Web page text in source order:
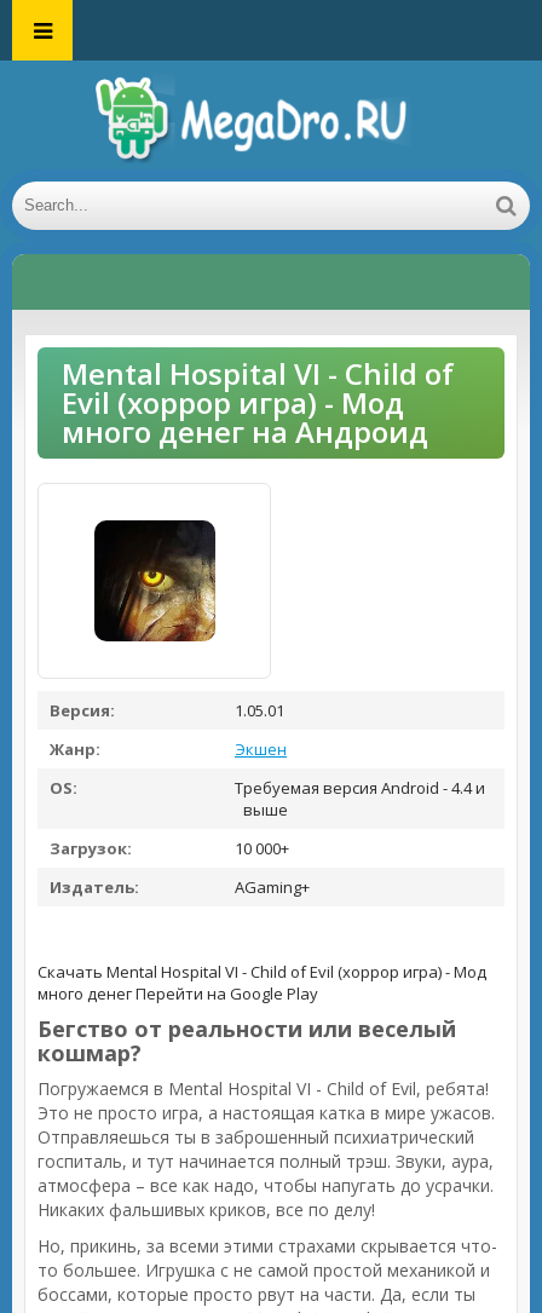
Mental Hospital VI - Child of
Evil (хоррор игра) - Мод
много денег на Андроид
Версия:
1.05.01
Жанр:
Экшен
OS:
Требуемая версия Android - 4.4 и
выше
Загрузок:
10 000+
Издатель:
AGaming+
Скачать Mental Hospital VI - Child of Evil (хоррор игра) - Мод
много денегПерейти на Google Play
Бегство от реальности или веселый
кошмар?
Погружаемся в Mental Hospital VI - Child of Evil, ребята!
Это не просто игра, а настоящая катка в мире ужасов.
Отправляешься ты в заброшенный психиатрический
госпиталь, и тут начинается полный трэш. Звуки, аура,
атмосфера – все как надо, чтобы напугать до усрачки.
Никаких фальшивых криков, все по делу!
Но, прикинь, за всеми этими страхами скрывается что-
то большее. Игрушка с не самой простой механикой и
боссами, которые просто рвут на части. Да, если ты